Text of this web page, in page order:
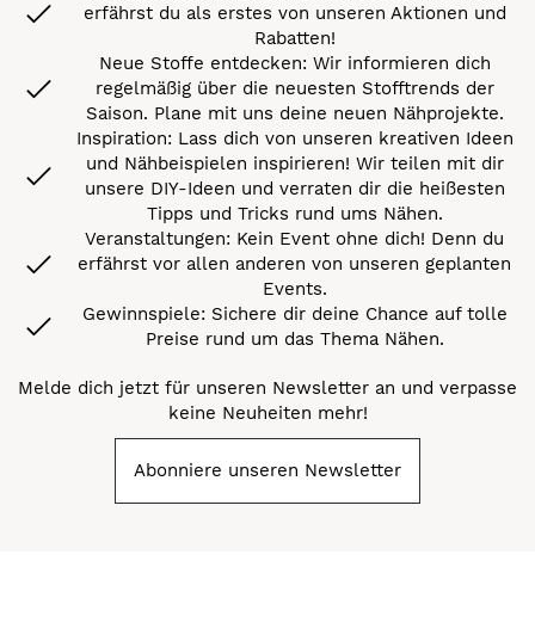
erfährst du als erstes von unseren Aktionen und
Rabatten!
Neue Stoffe entdecken: Wir informieren dich
regelmäßig über die neuesten Stofftrends der
Saison. Plane mit uns deine neuen Nähprojekte.
Inspiration: Lass dich von unseren kreativen Ideen
und Nähbeispielen inspirieren! Wir teilen mit dir
unsere DIY-Ideen und verraten dir die heißesten
Tipps und Tricks rund ums Nähen.
Veranstaltungen: Kein Event ohne dich! Denn du
erfährst vor allen anderen von unseren geplanten
Events.
Gewinnspiele: Sichere dir deine Chance auf tolle
Preise rund um das Thema Nähen.
Melde dich jetzt für unseren Newsletter an und verpasse
keine Neuheiten mehr!
Abonniere unseren Newsletter